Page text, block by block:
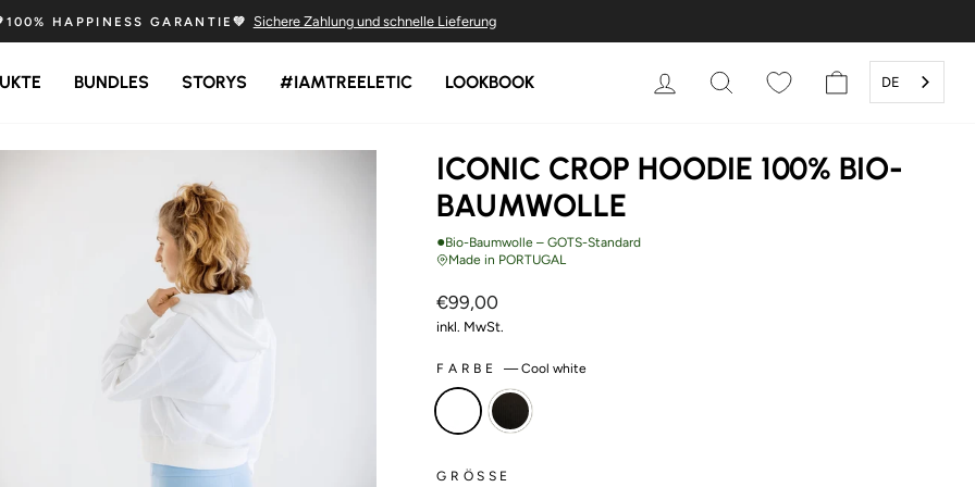
Pause
HAPPINESS GARANTIE💚 Sichere Zahlung und schnelle Lieferung
BUNDLES STORYS #IAMTREELETIC LOOKBOOK EINLOGGEN
SUCHE WARENKORB
DE
ICONIC CROP HOODIE 100% BIO-
BAUMWOLLE
●Bio-Baumwolle – GOTS-Standard
Made in PORTUGAL
Normaler
Preis
€99,00
inkl. MwSt.
FARBE —Cool white
GRÖSSE